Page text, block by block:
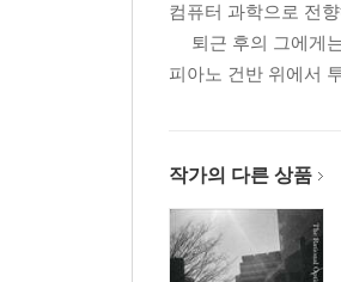
14. 롤라이 35, 극한의 패
15. 빛을 적분하는 아날로
16. 장기판 위에 요새를 짓
19. 나는 스케일 연습을 멈
20. 매일 아침, 나에게 도
[Part.3] 유한한 삶, 무한한
컴퓨터 과학으로 전
퇴근 후의 그에게는
피아노 건반 위에서
작가의 다른 상품